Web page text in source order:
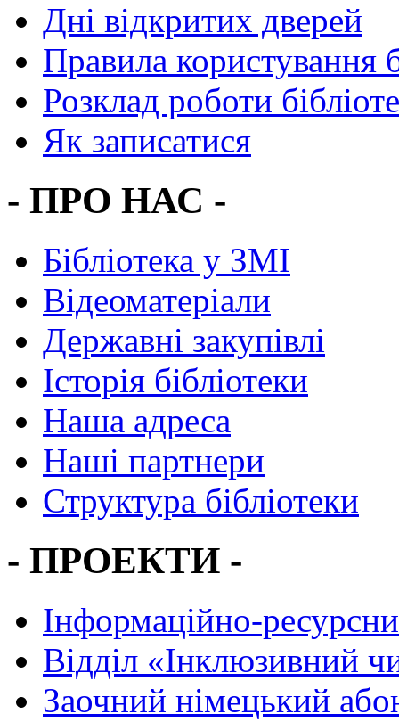
Дні відкритих дверей
Правила користування
Розклад роботи
Як записатися
- ПРО НАС -
Бібліотека у ЗМІ
Відеоматеріали
Державні закупівлі
Історія бібліотеки
Наша адреса
Наші партнери
Структура бібліотеки
- ПРОЕКТИ -
Інформаційно-
Вiддiл «Інклюзивний
Заочний німецький